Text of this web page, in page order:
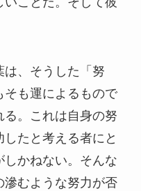
は、そうした「努
そも運によるもので
。これは自身の努
たと考える者にと
しかねない。そんな
滲むような努力が否